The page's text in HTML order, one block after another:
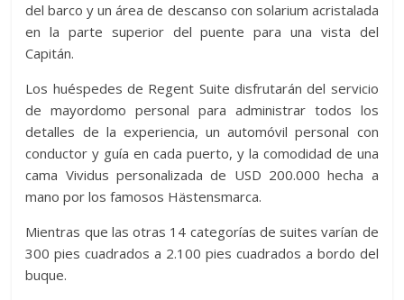
del barco y un área de descanso con solarium acristalada
en la parte superior del puente para una vista del
Capitán.
Los huéspedes de Regent Suite disfrutarán del servicio
de mayordomo personal para administrar todos los
detalles de la experiencia, un automóvil personal con
conductor y guía en cada puerto, y la comodidad de una
cama Vividus personalizada de USD 200.000 hecha a
mano por los famosos Hästensmarca.
Mientras que las otras 14 categorías de suites varían de
300 pies cuadrados a 2.100 pies cuadrados a bordo del
buque.